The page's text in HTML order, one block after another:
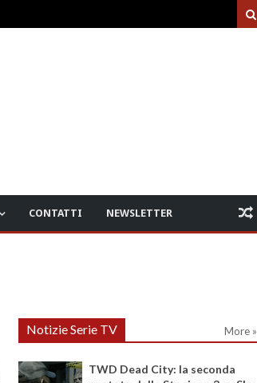
CONTATTI NEWSLETTER
Notizie Serie TV More »
TWD Dead City: la seconda